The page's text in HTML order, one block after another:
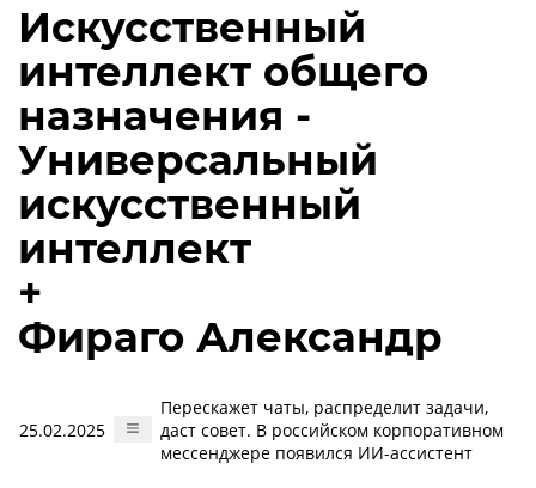
Искусственный
интеллект общего
назначения -
Универсальный
искусственный
интеллект
+
Фираго Александр
25.02.2025
Перескажет чаты, распределит задачи,
даст совет. В российском корпоративном
мессенджере появился ИИ-ассистент